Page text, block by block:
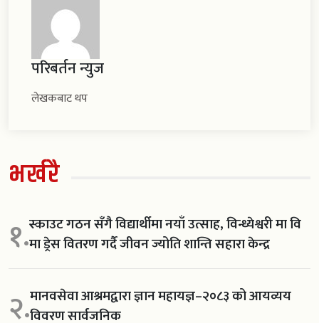
परिबर्तन न्युज
लेखकबाट थप
भर्खरै
१.स्काउट गठन सँगै विद्यार्थीमा नयाँ उत्साह, विन्ध्येश्वरी मा वि
मा ड्रेस वितरण गर्दै जीवन ज्योति शान्ति सहारा केन्द्र
२.मानवसेवा आश्रमद्वारा ज्ञान महायज्ञ–२०८३ को आयव्यय
विवरण सार्वजनिक